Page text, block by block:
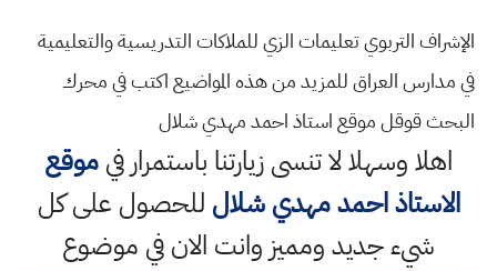
الإشراف التربوي تعليمات الزي للملاكات التدريسية والتعليمية
في مدارس العراق للمزيد من هذه المواضيع اكتب في محرك
البحث قوقل موقع استاذ احمد مهدي شلال
اهلا وسهلالا تنسى زيارتنا باستمرار فيموقع
الاستاذ احمد مهدي شلال للحصول على كل
شيء جديد ومميز وانت الان في موضوع